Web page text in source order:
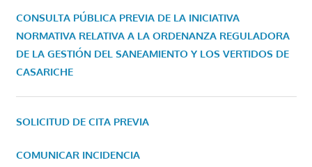
CONSULTA PÚBLICA PREVIA DE LA INICIATIVA
NORMATIVA RELATIVA A LA ORDENANZA REGULADORA
DE LA GESTIÓN DEL SANEAMIENTO Y LOS VERTIDOS DE
CASARICHE
SOLICITUD DE CITA PREVIA
COMUNICAR INCIDENCIA